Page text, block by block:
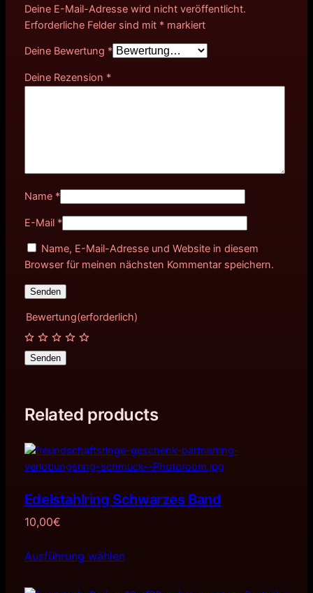
Deine E-Mail-Adresse wird nicht veröffentlicht.
Erforderliche Felder sind mit *markiert
Deine Bewertung *
Deine Rezension *
Name *
E-Mail *
Name, E-Mail-Adresse und Website in diesem
Browser für meinen nächsten Kommentar speichern.
Bewertung(erforderlich)
Senden
Related products
Edelstahlring Schwarzes Band
10,00€
Ausführung wählen